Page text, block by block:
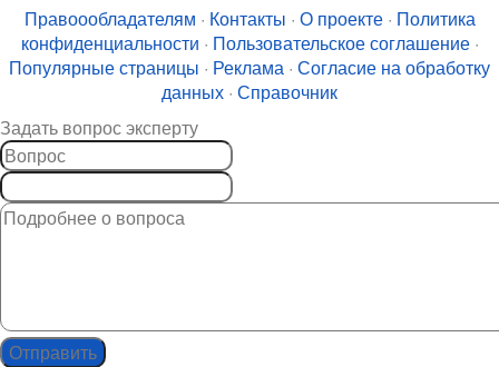
Правоообладателям · Контакты · О проекте· Политика
конфиденциальности · Пользовательское соглашение·
Популярные страницы · Реклама · Согласие на обработку
данных · Справочник
Задать вопрос эксперту